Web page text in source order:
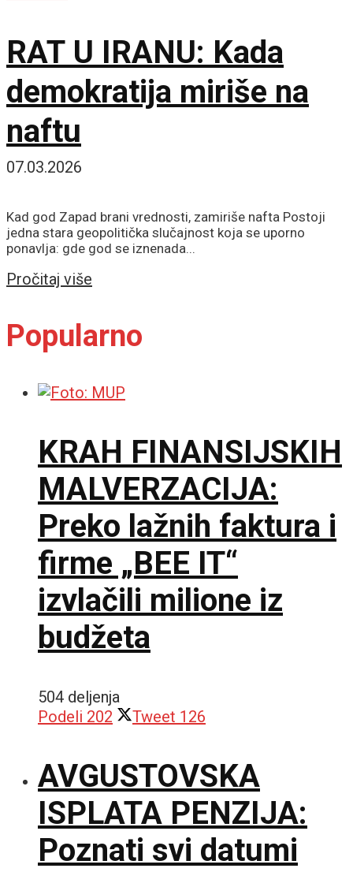
RAT U IRANU: Kada
demokratija miriše na
naftu
07.03.2026
Kad god Zapad brani vrednosti, zamiriše nafta Postoji
jedna stara geopolitička slučajnost koja se uporno
ponavlja: gde god se iznenada...
Pročitaj više
Popularno
KRAH FINANSIJSKIH
MALVERZACIJA:
Preko lažnih faktura i
firme „BEE IT“
izvlačili milione iz
budžeta
504 deljenja
Podeli 202 Tweet 126
AVGUSTOVSKA
ISPLATA PENZIJA:
Poznati svi datumi